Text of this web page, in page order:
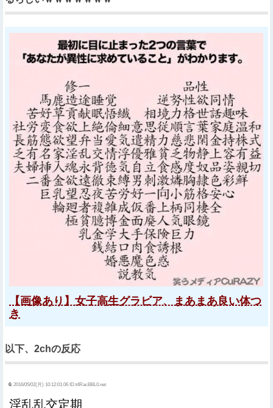
【画像あり】女子高生グラビア、まあまあ良い体つ
き
以下、2chの反応
6: 2016/05/02(月) 10:12:01.06 ID:t4RacBBL0.net
淫乱乱交定期